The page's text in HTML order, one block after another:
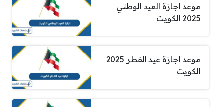
موعد اجازة العيد الوطني
2025 الكويت
موعد اجازة عيد الفطر 2025
الكويت